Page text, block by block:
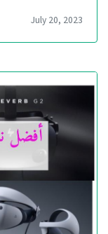
July 20, 2023